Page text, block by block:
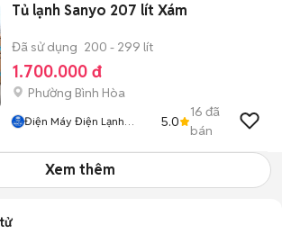
Tủ lạnh Sanyo 207 lít Xám
Đã sử dụng 200 - 299 lít
1.700.000 đ
Phường Bình Hòa
Điện Máy Điện Lạnh
5.0
16 đã
bán
Xem thêm